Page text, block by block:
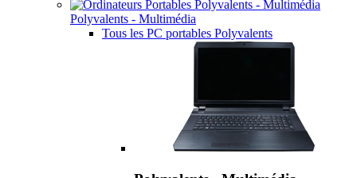
Polyvalents - Multimédia
Tous les PC portables Polyvalents